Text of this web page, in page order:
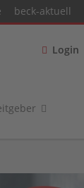
beck-aktuell
Login